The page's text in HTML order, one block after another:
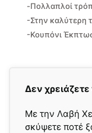
Δεν
Με την Λαβή
σκύψετε ποτέ
-Πολλαπλοί
-Στην καλύτερη
-Κουπόνι